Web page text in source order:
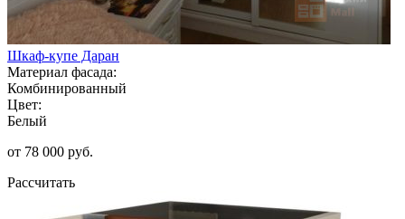
Шкаф-купе Даран
Материал фасада:
Комбинированный
Цвет:
Белый
от 78 000 руб.
Рассчитать